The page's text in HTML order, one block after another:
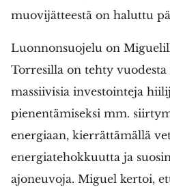
muovijätteestä on haluttu
Luonnonsuojelu on
Torresilla on tehty
massiivisia investointeja
pienentämiseksi mm.
energiaan, kierrättämällä
energiatehokkuutta ja
ajoneuvoja. Miguel kertoi,